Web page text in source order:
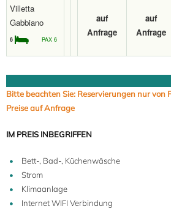
Villetta
Gabbiano
6 PAX 6
auf
Anfrage
auf
Anfrage
Bitte beachten Sie: Reservierungen nur von
Preise auf Anfrage
IM PREIS INBEGRIFFEN
Bett-, Bad-, Küchenwäsche
Strom
Klimaanlage
Internet WIFI Verbindung